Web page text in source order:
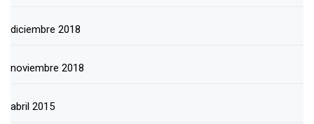
diciembre 2018
noviembre 2018
abril 2015